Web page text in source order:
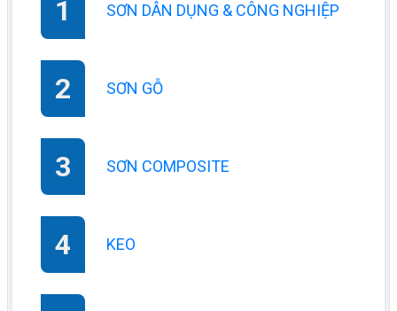
SƠN DÂN DỤNG & CÔNG NGHIỆP
SƠN GỖ
SƠN COMPOSITE
KEO